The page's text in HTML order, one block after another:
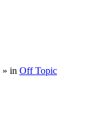
» in Off Topic